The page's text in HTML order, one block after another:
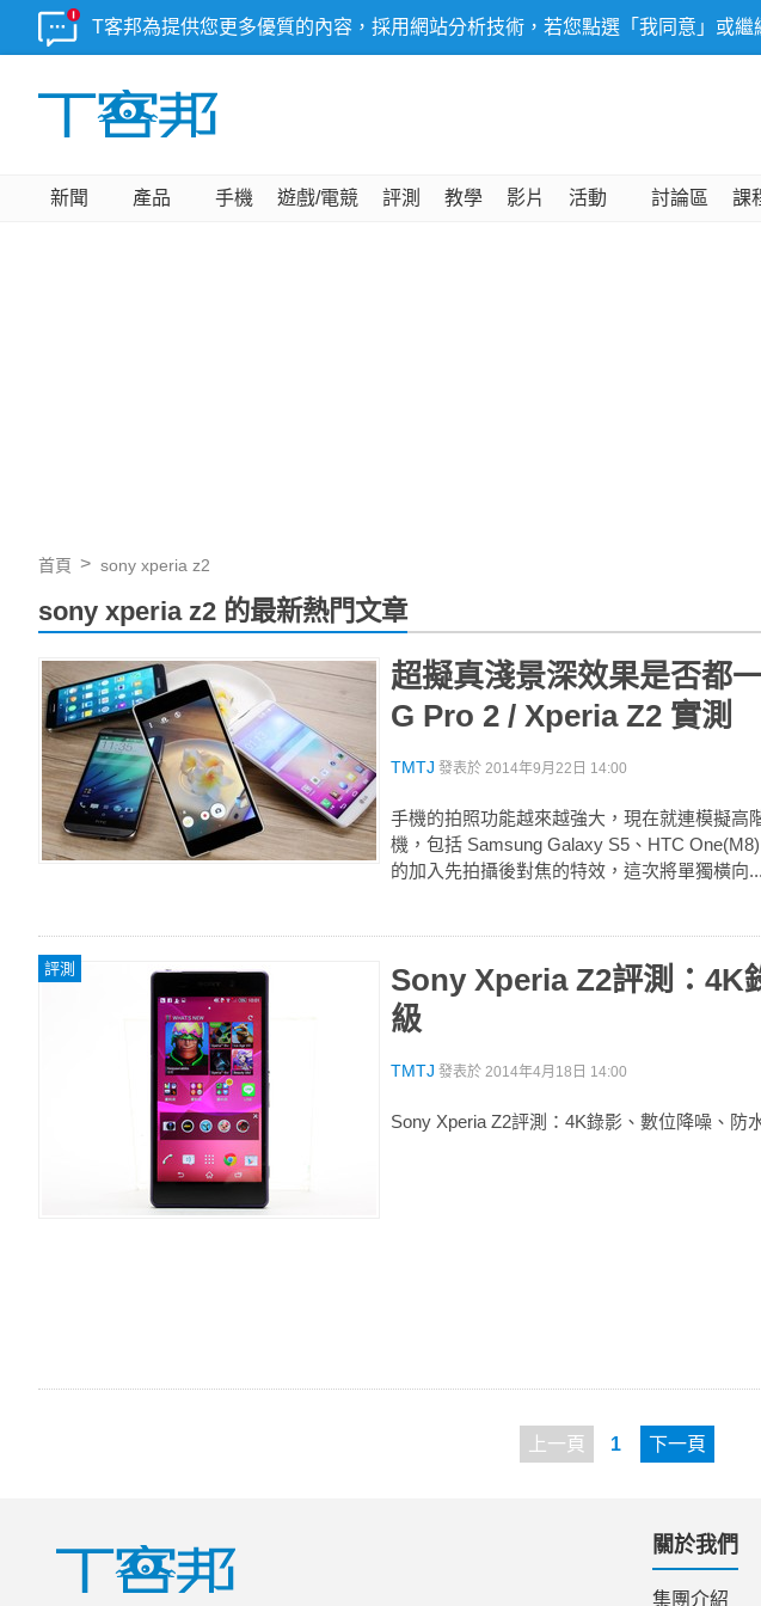
T客邦為提供您更多優質的內容，採用網站分析技術，若您點選「我同意」或
新聞 產品 手機 遊戲/電競 評測 教學 影片 活動 討論區 課
首頁 sony xperia z2
sony xperia z2 的最新熱門文章
超擬真淺景深效果是否都
G Pro 2 / Xperia Z2 實測
TMTJ 發表於 2014年9月22日 14:00
手機的拍照功能越來越強大，現在就連模擬高
機，包括 Samsung Galaxy S5、HTC
的加入先拍攝後對焦的特效，這次將單獨橫向...
評測
Sony Xperia Z2評測：4K
級
TMTJ 發表於 2014年4月18日 14:00
Sony Xperia Z2評測：4K錄影、數位降噪、防
上一頁 1 下一頁
關於我們
集團介紹